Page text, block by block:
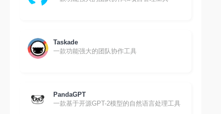
Taskade
一款功能强大的团队协作工具
PandaGPT
一款基于开源GPT-2模型的自然语言处理工具